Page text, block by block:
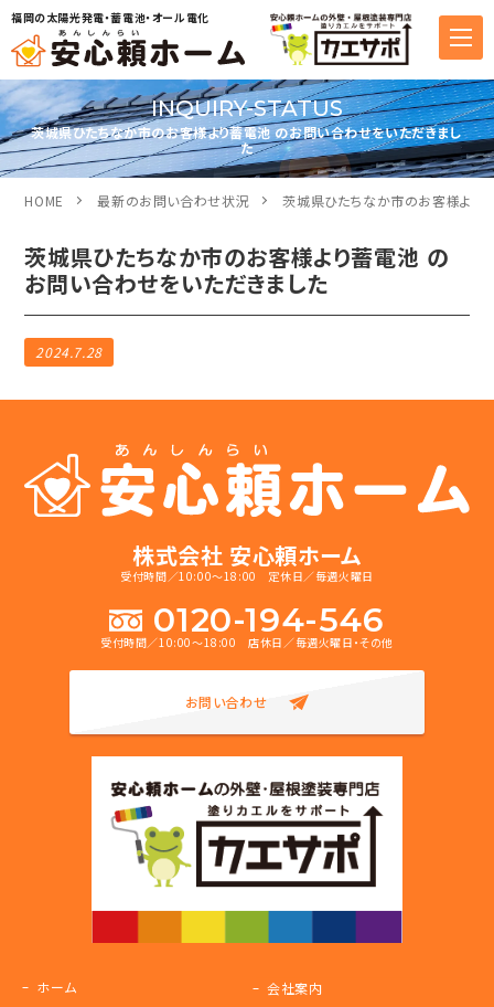
福岡の太陽光発電・蓄電池・オール電化
INQUIRY-STATUS
茨城県ひたちなか市のお客様より蓄電池 のお問い合わせをいただきまし
た
HOME 最新のお問い合わせ状況 茨城県ひたちなか市のお客様より
茨城県ひたちなか市のお客様より蓄電池 の
お問い合わせをいただきました
2024.7.28
株式会社 安心頼ホーム
受付時間／10:00～18:00 定休日／毎週火曜日
0120-194-546
受付時間／10:00～18:00 店休日／毎週火曜日・その他
お問い合わせ
ホーム
会社案内